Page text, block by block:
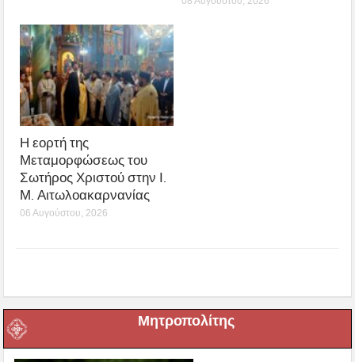
Η εορτή της
Μεταμορφώσεως του
Σωτήρος Χριστού στην Ι.
Μ. Αιτωλοακαρνανίας
06 Αυγούστου, 2026
Μητροπολίτης